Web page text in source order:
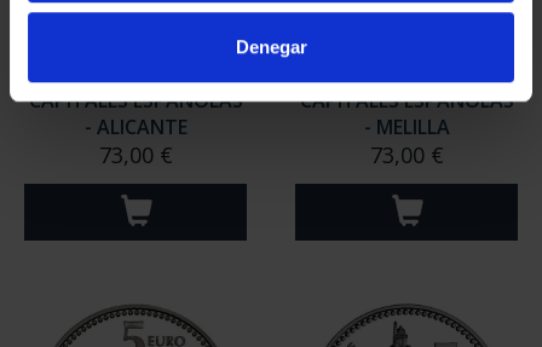
Denegar
CAPITALES ESPAÑOLAS
- ALICANTE
73,00 €
CAPITALES ESPAÑOLAS
- MELILLA
73,00 €